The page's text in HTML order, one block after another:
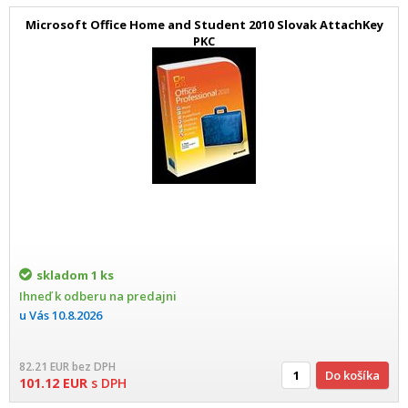
Microsoft Office Home and Student 2010 Slovak AttachKey
PKC
skladom 1 ks
Ihneď k odberu na predajni
u Vás10.8.2026
82.21 EURbez DPH
101.12 EUR s DPH Do košíka